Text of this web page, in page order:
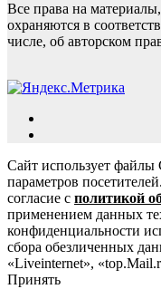
Все права на
охраняются в
числе, об авторском
Сайт использует файлы
параметров
согласие с политикой
применением данных
конфиденциальности
сбора обезличенных
«Liveinternet»,
Принять